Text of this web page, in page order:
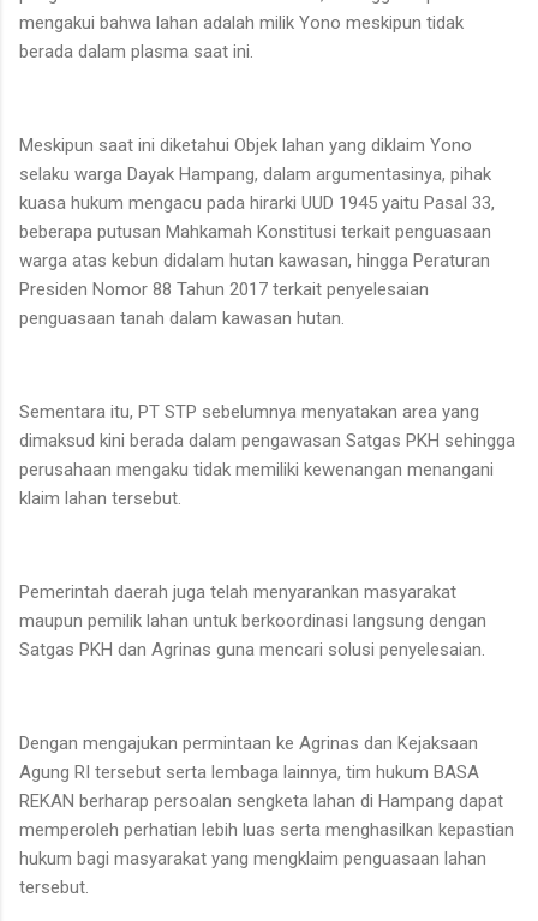
mengakui bahwa lahan adalah milik Yono meskipun tidak
berada dalam plasma saat ini.
Meskipun saat ini diketahui Objek lahan yang diklaim Yono
selaku warga Dayak Hampang, dalam argumentasinya, pihak
kuasa hukum mengacu pada hirarki UUD 1945 yaitu Pasal 33,
beberapa putusan Mahkamah Konstitusi terkait penguasaan
warga atas kebun didalam hutan kawasan, hingga Peraturan
Presiden Nomor 88 Tahun 2017 terkait penyelesaian
penguasaan tanah dalam kawasan hutan.
Sementara itu, PT STP sebelumnya menyatakan area yang
dimaksud kini berada dalam pengawasan Satgas PKH sehingga
perusahaan mengaku tidak memiliki kewenangan menangani
klaim lahan tersebut.
Pemerintah daerah juga telah menyarankan masyarakat
maupun pemilik lahan untuk berkoordinasi langsung dengan
Satgas PKH dan Agrinas guna mencari solusi penyelesaian.
Dengan mengajukan permintaan ke Agrinas dan Kejaksaan
Agung RI tersebut serta lembaga lainnya, tim hukum BASA
REKAN berharap persoalan sengketa lahan di Hampang dapat
memperoleh perhatian lebih luas serta menghasilkan kepastian
hukum bagi masyarakat yang mengklaim penguasaan lahan
tersebut.